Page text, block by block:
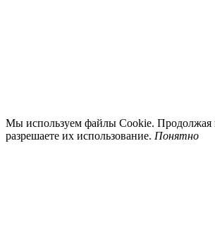
Мы используем файлы Cookie. Продолжая
разрешаете их использование. Понятно